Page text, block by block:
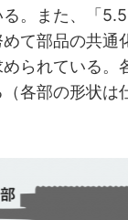
。また、「
て部品の共通
られている。
各部の形状は